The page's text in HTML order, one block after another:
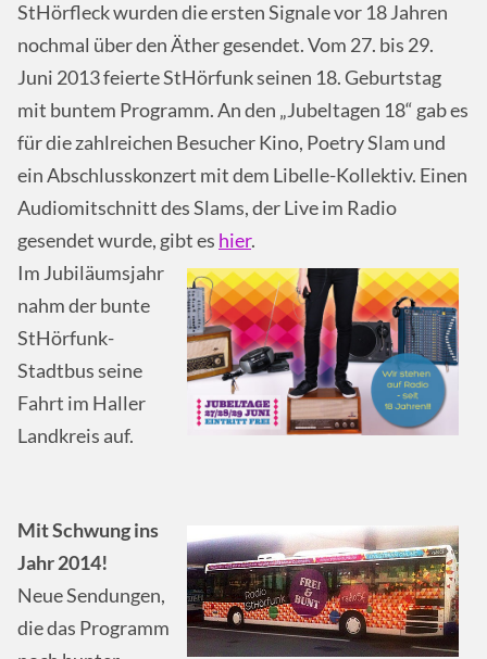
StHörfleck wurden die ersten Signale vor 18 Jahren
nochmal über den Äther gesendet. Vom 27. bis 29.
Juni 2013 feierte StHörfunk seinen 18. Geburtstag
mit buntem Programm. An den „Jubeltagen 18“ gab es
für die zahlreichen Besucher Kino, Poetry Slam und
ein Abschlusskonzert mit dem Libelle-Kollektiv. Einen
Audiomitschnitt des Slams, der Live im Radio
gesendet wurde, gibt es hier.
Im Jubiläumsjahr
nahm der bunte
StHörfunk-
Stadtbus seine
Fahrt im Haller
Landkreis auf.
Mit Schwung ins
Jahr 2014!
Neue Sendungen,
die das Programm